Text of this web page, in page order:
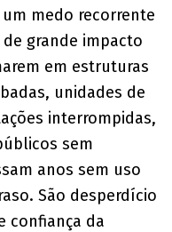
medo recorrente
grande impacto
em estruturas
unidades de
interrompidas,
sem
anos sem uso
São desperdício
confiança da